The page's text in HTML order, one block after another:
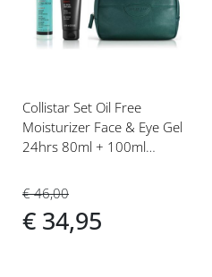
verlanglijst
Collistar Set Oil Free
Moisturizer Face & Eye Gel
24hrs 80ml + 100ml
€ 46,00
€ 34,95